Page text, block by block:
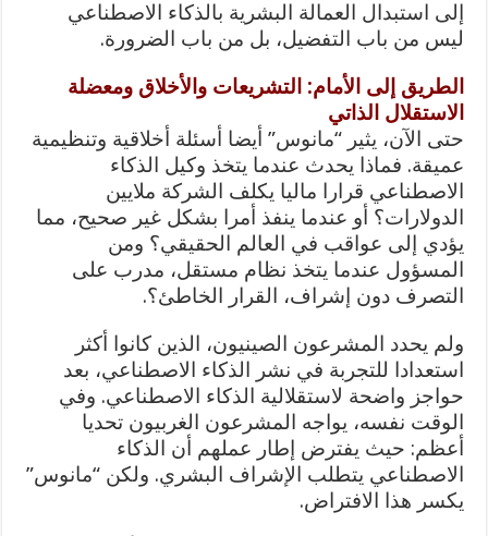
إلى استبدال العمالة البشرية بالذكاء الاصطناعي
ليس من باب التفضيل، بل من باب الضرورة.
الطريق إلى الأمام: التشريعات والأخلاق ومعضلة
الاستقلال الذاتي
حتى الآن، يثير “مانوس” أيضا أسئلة أخلاقية وتنظيمية
عميقة. فماذا يحدث عندما يتخذ وكيل الذكاء
الاصطناعي قرارا ماليا يكلف الشركة ملايين
الدولارات؟ أو عندما ينفذ أمرا بشكل غير صحيح، مما
يؤدي إلى عواقب في العالم الحقيقي؟ ومن
المسؤول عندما يتخذ نظام مستقل، مدرب على
التصرف دون إشراف، القرار الخاطئ؟.
ولم يحدد المشرعون الصينيون، الذين كانوا أكثر
استعدادا للتجربة في نشر الذكاء الاصطناعي، بعد
حواجز واضحة لاستقلالية الذكاء الاصطناعي. وفي
الوقت نفسه، يواجه المشرعون الغربيون تحديا
أعظم: حيث يفترض إطار عملهم أن الذكاء
الاصطناعي يتطلب الإشراف البشري. ولكن “مانوس”
يكسر هذا الافتراض.